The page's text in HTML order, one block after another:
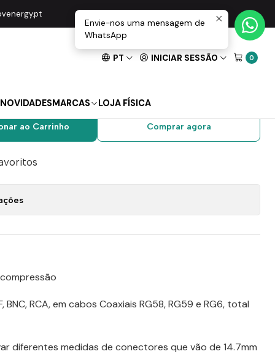
PT INICIAR SESSÃO 0
NOVIDADESMARCAS LOJA FÍSICA
Fichas
PROSKIT
ao Carrinho Comprar agora
RCA, em cabos Coaxiais RG58, RG59 e RG6, total
diferentes medidas de conectores que vão de 14.7mm
Envie-nos uma mensagem de
WhatsApp